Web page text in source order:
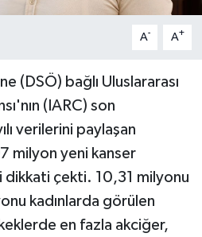
A- A+
(DSÖ) bağlı Uluslararası
(IARC) son
verilerini paylaşan
milyon yeni kanser
dikkati çekti. 10,31 milyonu
kadınlarda görülen
en fazla akciğer,